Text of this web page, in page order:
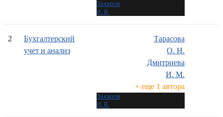
Захаров
И. В.
2
Бухгалтерский
учет и анализ
Тарасова
О. Н.
Дмитриева
И. М.
+ еще 1 автора
Захаров
И. В.